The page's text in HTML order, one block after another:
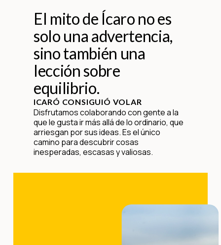
El mito de Ícaro no es
solo una advertencia,
sino también una
lección sobre
equilibrio.
ICARÓ CONSIGUIÓ VOLAR
Disfrutamos colaborando con gente a la
que le gusta ir más allá de lo ordinario, que
arriesgan por sus ideas. Es el único
camino para descubrir cosas
inesperadas, escasas y valiosas.